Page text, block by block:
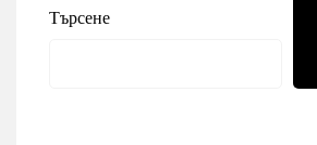
Търсене